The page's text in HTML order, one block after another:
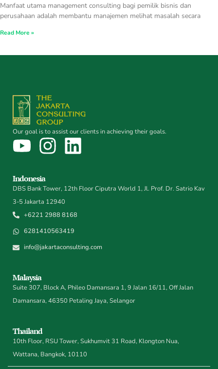
Manfaat utama management consulting bagi pemilik bisnis dan
perusahaan adalah membantu manajemen melihat masalah secara
Read More »
Our goal is to assist our clients in achieving their goals.
Indonesia
DBS Bank Tower, 12th Floor Ciputra World 1, Jl. Prof. Dr. Satrio Kav
3-5 Jakarta 12940
+6221 2988 8168
6281410563419
info@jakartaconsulting.com
Malaysia
Suite 307, Block A, Phileo Damansara 1, 9 Jalan 16/11, Off Jalan
Damansara, 46350 Petaling Jaya, Selangor
Thailand
10th Floor, RSU Tower, Sukhumvit 31 Road, Klongton Nua,
Wattana, Bangkok, 10110